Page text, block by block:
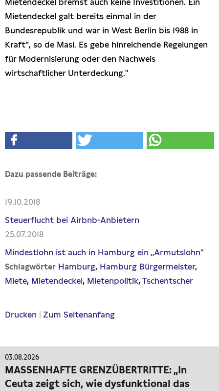
Mietendeckel bremst auch keine Investitionen. Ein
Mietendeckel galt bereits einmal in der
Bundesrepublik und war in West Berlin bis 1988 in
Kraft“, so de Masi. Es gebe hinreichende Regelungen
für Modernisierung oder den Nachweis
wirtschaftlicher Unterdeckung."
Dazu passende Beiträge:
19.10.2018
Steuerflucht bei Airbnb-Anbietern
25.07.2018
Mindestlohn ist auch in Hamburg ein „Armutslohn“
Schlagwörter Hamburg Hamburg Bürgermeister
Miete Mietendeckel Mietenpolitik Tschentscher
Drucken Zum Seitenanfang
03.08.2026
MASSENHAFTE GRENZÜBERTRITTE: „In
Ceuta zeigt sich, wie dysfunktional das